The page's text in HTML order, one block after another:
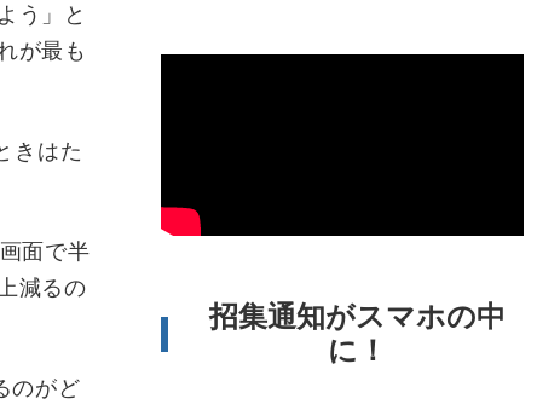
う」と
が最も
きはた
面で半
減るの
のがど
招集通知がスマホの中
に！